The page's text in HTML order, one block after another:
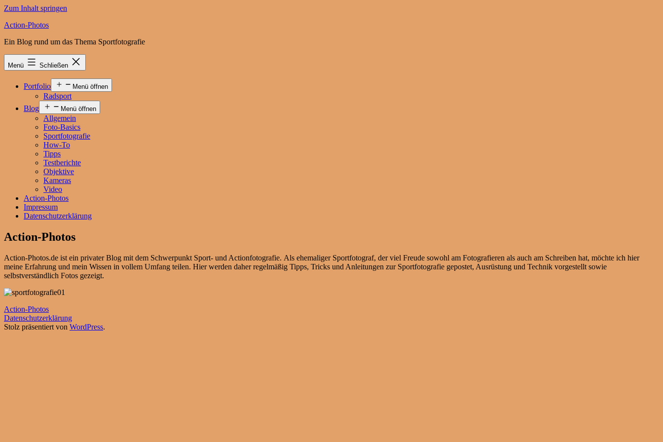
Zum Inhalt springen
Action-Photos
Ein Blog rund um das Thema Sportfotografie
Menü Schließen
Portfolio Menü öffnen
Radsport
Blog
Menü öffnen
Allgemein
Foto-Basics
Sportfotografie
How-To
Tipps
Testberichte
Objektive
Kameras
Video
Action-Photos
Impressum
Datenschutzerklärung
Action-Photos
Action-Photos.de ist ein privater Blog mit dem Schwerpunkt Sport- und Actionfotografie. Als ehemaliger Sportfotograf, der viel Freude sowohl am Fotografieren als auch am Schreiben hat, möchte ich hier
meine Erfahrung und mein Wissen in vollem Umfang teilen. Hier werden daher regelmäßig Tipps, Tricks und Anleitungen zur Sportfotografie gepostet, Ausrüstung und Technik vorgestellt sowie
selbstverständlich Fotos gezeigt.
Action-Photos
Datenschutzerklärung
Stolz präsentiert von WordPress.